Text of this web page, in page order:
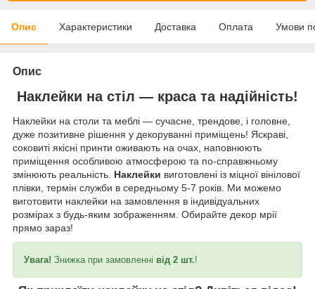
Опис Характеристики Доставка Оплата Умови
Опис
Наклейки на стіл — краса та надійність!
Наклейки на столи та меблі — сучасне, трендове, і головне,
дуже позитивне рішення у декоруванні приміщень! Яскраві,
соковиті якісні принти оживають на очах, наповнюють
приміщення особливою атмосферою та по-справжньому
змінюють реальність. Наклейки виготовлені із міцної вінілової
плівки, термін служби в середньому 5-7 років. Ми можемо
виготовити наклейки на замовлення в індивідуальних
розмірах з будь-яким зображенням. Обирайте декор мрії
прямо зараз!
Увага! Знижка при замовленні від 2 шт.!